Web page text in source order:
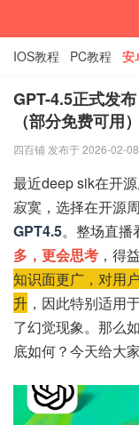
国
IOS教程 PC教程 安
GPT-4.5正式发
（部分免费可用）
四百铺 发布于 2026-02-08
最近deep sik在开
寂寞，选择在开源
GPT4.5。整场直播
多，更会思考 ，得
知识面更广，对用
升 ，因此特别适用
了幻觉现象。那么
底如何？今天给大